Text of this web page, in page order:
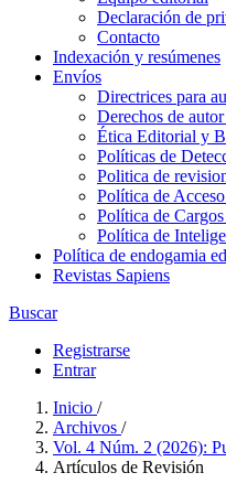
Declaración de
Contacto
Indexación y resúmenes
Envíos
Directrices para
Derechos de
Ética Editorial y
Políticas de
Politica de
Política de
Política de
Política de
Política de endogamia
Revistas Sapiens
Buscar
Registrarse
Entrar
Inicio /
Archivos /
Vol. 4 Núm. 2 (2026):
Artículos de Revisión